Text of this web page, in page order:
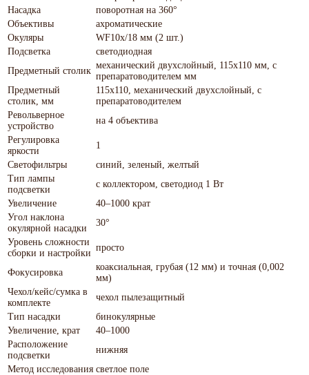
Насадка
поворотная на 360°
Объективы
ахроматические
Окуляры
WF10x/18 мм (2 шт.)
Подсветка
светодиодная
Предметный столик
механический двухслойный, 115x110 мм, с
препаратоводителем мм
Предметный
столик, мм
115x110, механический двухслойный, с
препаратоводителем
Револьверное
устройство
на 4 объектива
Регулировка
яркости
1
Светофильтры
синий, зеленый, желтый
Тип лампы
подсветки
с коллектором, светодиод 1 Вт
Увеличение
40–1000 крат
Угол наклона
окулярной насадки
30°
Уровень сложности
сборки и настройки
просто
Фокусировка
коаксиальная, грубая (12 мм) и точная (0,002
мм)
Чехол/кейс/сумка в
комплекте
чехол пылезащитный
Тип насадки
бинокулярные
Увеличение, крат
40–1000
Расположение
подсветки
нижняя
Метод исследования светлое поле